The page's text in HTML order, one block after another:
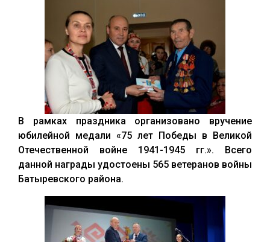
В рамках праздника организовано вручение
юбилейной медали «75 лет Победы в Великой
Отечественной войне 1941-1945 гг.». Всего
данной награды удостоены 565 ветеранов войны
Батыревского района.